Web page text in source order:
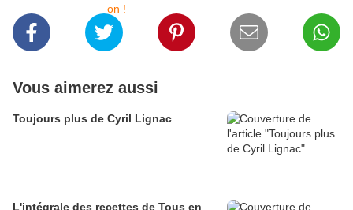
Vous aimerez aussi
Toujours plus de Cyril Lignac
L'intégrale des recettes de Tous en